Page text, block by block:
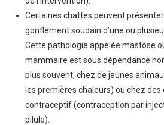
Certaines chattes peuvent
gonflement soudain d’une ou
Cette pathologie appelée mastose
mammaire est sous dépendance
plus souvent, chez de jeunes
les premières chaleurs) ou chez des
contraceptif (contraception par
pilule).